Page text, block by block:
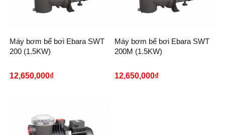
Máy bơm bể bơi Ebara SWT
200 (1.5KW)
12,650,000₫
Máy bơm bể bơi Ebara SWT
200M (1.5KW)
12,650,000₫